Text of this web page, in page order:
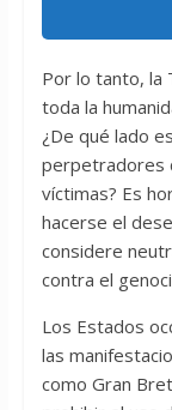
Por lo tanto, la
toda la
¿De qué lado
perpetradores
víctimas? Es
hacerse el
considere
contra el
Los Estados
las
como Gran